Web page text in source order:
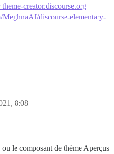
creator.discourse.org|
MeghnaAJ/discourse-elementary-
8:08
le composant de thème Aperçus